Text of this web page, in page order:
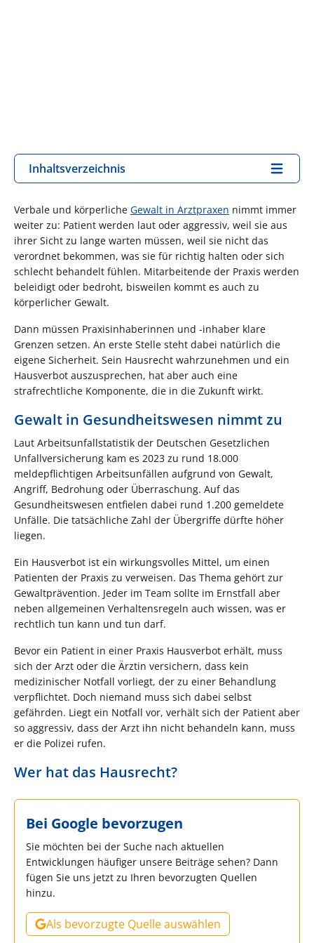
Inhaltsverzeichnis
Verbale und körperliche Gewalt in Arztpraxen nimmt immer
weiter zu: Patient werden laut oder aggressiv, weil sie aus
ihrer Sicht zu lange warten müssen, weil sie nicht das
verordnet bekommen, was sie für richtig halten oder sich
schlecht behandelt fühlen. Mitarbeitende der Praxis werden
beleidigt oder bedroht, bisweilen kommt es auch zu
körperlicher Gewalt.
Dann müssen Praxisinhaberinnen und -inhaber klare
Grenzen setzen. An erste Stelle steht dabei natürlich die
eigene Sicherheit. Sein Hausrecht wahrzunehmen und ein
Hausverbot auszusprechen, hat aber auch eine
strafrechtliche Komponente, die in die Zukunft wirkt.
Gewalt in Gesundheitswesen nimmt zu
Laut Arbeitsunfallstatistik der Deutschen Gesetzlichen
Unfallversicherung kam es 2023 zu rund 18.000
meldepflichtigen Arbeitsunfällen aufgrund von Gewalt,
Angriff, Bedrohung oder Überraschung. Auf das
Gesundheitswesen entfielen dabei rund 1.200 gemeldete
Unfälle. Die tatsächliche Zahl der Übergriffe dürfte höher
liegen.
Ein Hausverbot ist ein wirkungsvolles Mittel, um einen
Patienten der Praxis zu verweisen. Das Thema gehört zur
Gewaltprävention. Jeder im Team sollte im Ernstfall aber
neben allgemeinen Verhaltensregeln auch wissen, was er
rechtlich tun kann und tun darf.
Bevor ein Patient in einer Praxis Hausverbot erhält, muss
sich der Arzt oder die Ärztin versichern, dass kein
medizinischer Notfall vorliegt, der zu einer Behandlung
verpflichtet. Doch niemand muss sich dabei selbst
gefährden. Liegt ein Notfall vor, verhält sich der Patient aber
so aggressiv, dass der Arzt ihn nicht behandeln kann, muss
er die Polizei rufen.
Wer hat das Hausrecht?
Bei Google bevorzugen
Sie möchten bei der Suche nach aktuellen
Entwicklungen häufiger unsere Beiträge sehen? Dann
fügen Sie uns jetzt zu Ihren bevorzugten Quellen
hinzu.
Als bevorzugte Quelle auswählen